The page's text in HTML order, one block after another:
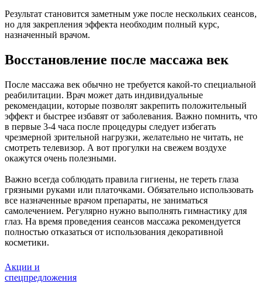
Результат становится заметным уже после нескольких сеансов,
но для закрепления эффекта необходим полный курс,
назначенный врачом.
Восстановление после массажа век
После массажа век обычно не требуется какой-то специальной
реабилитации. Врач может дать индивидуальные
рекомендации, которые позволят закрепить положительный
эффект и быстрее избавят от заболевания. Важно помнить, что
в первые 3-4 часа после процедуры следует избегать
чрезмерной зрительной нагрузки, желательно не читать, не
смотреть телевизор. А вот прогулки на свежем воздухе
окажутся очень полезными.
Важно всегда соблюдать правила гигиены, не тереть глаза
грязными руками или платочками. Обязательно использовать
все назначенные врачом препараты, не заниматься
самолечением. Регулярно нужно выполнять гимнастику для
глаз. На время проведения сеансов массажа рекомендуется
полностью отказаться от использования декоративной
косметики.
Акции и
спецпредложения